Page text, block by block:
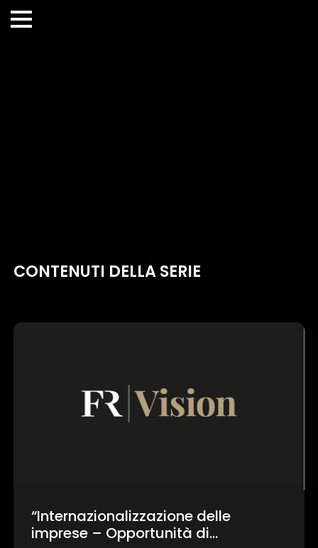
CONTENUTI DELLA SERIE
“Internazionalizzazione delle
imprese – Opportunità di